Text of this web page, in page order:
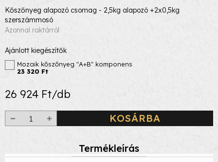
Kőszőnyeg alapozó csomag - 2,5kg alapozó +2x0,5kg
szerszámmosó
Azonnal raktárról
Ajánlott kiegészítők
Mozaik kőszőnyeg "A+B" komponens
23 320 Ft
26 924 Ft/db
KOSÁRBA
Termékleírás